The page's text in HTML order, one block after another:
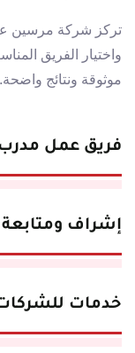
تركز شركة مرسين
واختيار الفريق
موثوقة ونتائج واضحة.
فريق عمل
إشراف ومتابعة
خدمات للشركات